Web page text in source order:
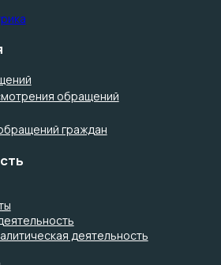
обращений
граждан
деятельность